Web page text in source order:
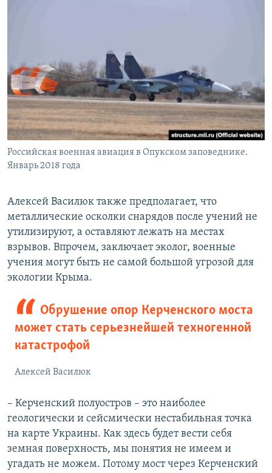
Российская военная авиация в Опукском заповеднике.
Январь 2018 года
Алексей Василюк также предполагает, что
металлические осколки снарядов после учений не
утилизируют, а оставляют лежать на местах
взрывов. Впрочем, заключает эколог, военные
учения могут быть не самой большой угрозой для
экологии Крыма.​
Обрушение опор Керченского моста
может стать серьезнейшей техногенной
катастрофой
Алексей Василюк
– Керченский полуостров – это наиболее
геологически и сейсмически нестабильная точка
на карте Украины. Как здесь будет вести себя
земная поверхность, мы понятия не имеем и
угадать не можем. Потому мост через Керченский